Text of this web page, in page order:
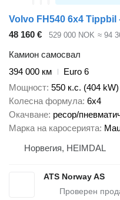
Volvo FH540 6x4 Tippbil
48 160 €
529 000 NOK ≈ 94
Камион самосвал
394 000 км
Euro 6
Мощност 550 к.с. (404 kW)
Колесна формула 6x4
Окачване ресор/
Марка на каросерията
Норвегия, HEIMDAL
ATS Norway AS